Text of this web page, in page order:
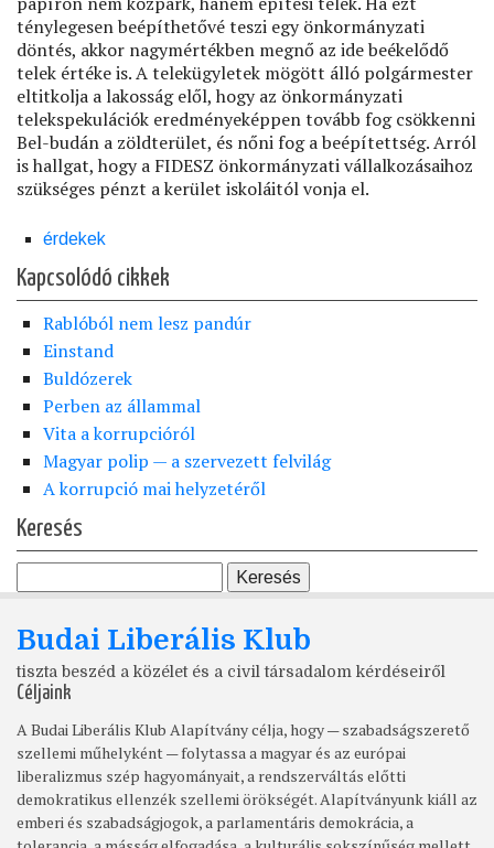
ténylegesen beépíthetővé teszi egy önkormányzati
döntés, akkor nagymértékben megnő az ide beékelődő
telek értéke is. A telekügyletek mögött álló polgármester
eltitkolja a lakosság elől, hogy az önkormányzati
telekspekulációk eredményeképpen tovább fog csökkenni
Bel-budán a zöldterület, és nőni fog a beépítettség. Arról
is hallgat, hogy a FIDESZ önkormányzati vállalkozásaihoz
szükséges pénzt a kerület iskoláitól vonja el.
érdekek
Kapcsolódó cikkek
Rablóból nem lesz pandúr
Einstand
Buldózerek
Perben az állammal
Vita a korrupcióról
Magyar polip — a szervezett felvilág
A korrupció mai helyzetéről
Keresés
Budai Liberális Klub
tiszta beszéd a közélet és a civil társadalom kérdéseiről
Céljaink
A Budai Liberális Klub Alapítvány célja, hogy — szabadságszerető
szellemi műhelyként — folytassa a magyar és az európai
liberalizmus szép hagyományait, a rendszerváltás előtti
demokratikus ellenzék szellemi örökségét. Alapítványunk kiáll az
emberi és szabadságjogok, a parlamentáris demokrácia, a